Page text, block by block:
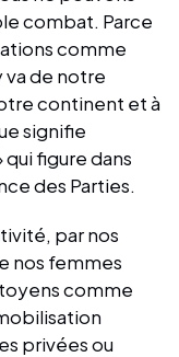
combat. Parce
comme
va de notre
continent et à
signifie
figure dans
des Parties.
par nos
nos femmes
comme
privées ou